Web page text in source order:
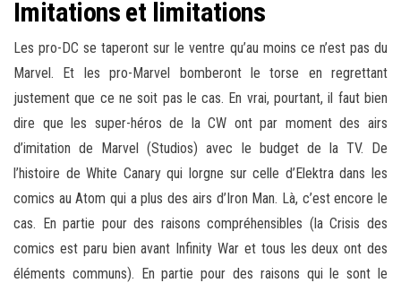
Imitations et limitations
Les pro-DC se taperont sur le ventre qu’au moins ce n’est pas du
Marvel. Et les pro-Marvel bomberont le torse en regrettant
justement que ce ne soit pas le cas. En vrai, pourtant, il faut bien
dire que les super-héros de la CW ont par moment des airs
d’imitation de Marvel (Studios) avec le budget de la TV. De
l’histoire de White Canary qui lorgne sur celle d’Elektra dans les
comics au Atom qui a plus des airs d’Iron Man. Là, c’est encore le
cas. En partie pour des raisons compréhensibles (la Crisis des
comics est paru bien avant Infinity War et tous les deux ont des
éléments communs). En partie pour des raisons qui le sont le